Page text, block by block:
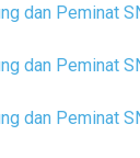
dan Peminat
dan Peminat
dan Peminat